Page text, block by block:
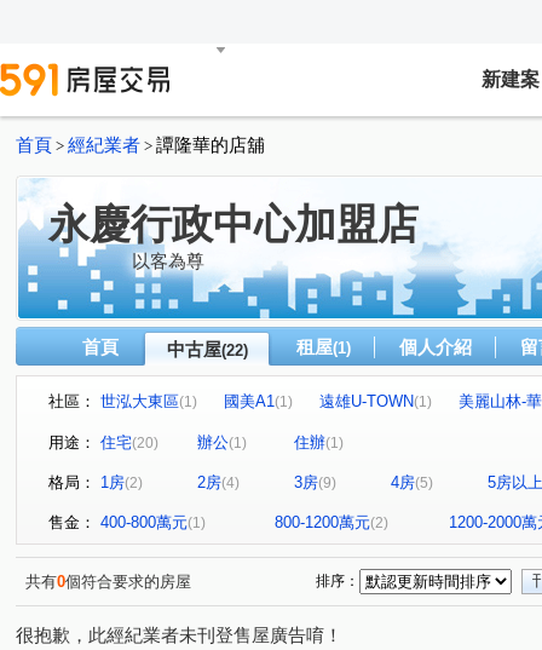
新建案
首頁 > 經紀業者 > 譚隆華的店舖
永慶行政中心加盟店
以客為尊
首頁 中古屋(22) 租屋(1) 個人介紹
社區： 世泓大東區(1) 國美A1(1) 遠雄U-TOWN(1)
美麗山林-
新橫濱2夢悦城(1) 皇福忠孝城
福邸龍門A區 (1) 和旺金三角(1) 和平華夏廈
潤泰陽
台五福星大廈(1) 新台五路一段(4) 中央路四段 (1)
水源
橫科路(1) 勤進路(1) 南興路(2) 大同路二段(1)
樟樹
和平街(1) 復興路(1)
用途： 住宅(20) 辦公(1) 住辦(1)
格局： 1房(2) 2房(4) 3房(9) 4房(5) 5房以上
售金： 400-800萬元(1) 800-1200萬元(2) 1200-2000萬
共有0個符合要求的房屋 排序：
很抱歉，此經紀業者未刊登售屋廣告唷！